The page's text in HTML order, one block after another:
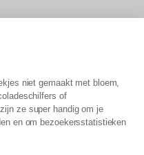
niet gemaakt met bloem,
of
ze super handig om je
en om bezoekersstatistieken